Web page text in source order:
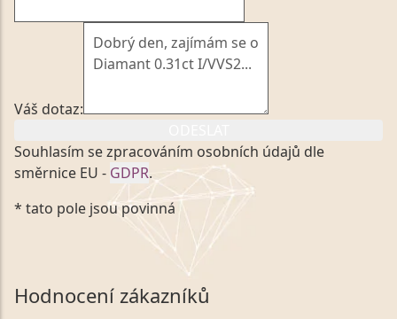
Váš dotaz:
Souhlasím se zpracováním osobních údajů dle
směrnice EU - GDPR.
Kliknutím na výše uvedený odkaz, v souladu se
zákonem č. 101/2000 Sb. v platném znění výslovně
souhlasím se zpracováním a uchováním veškerých
mých osobních údajů, které poskytuji prostřednictvím
společnosti VVDiamonds s.r.o., IČO: 05892481. Tyto
údaje poskytuji společnosti VVDiamonds s.r.o., IČO:
* tato pole jsou povinná
Hodnocení zákazníků